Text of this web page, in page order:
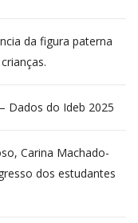
da figura paterna
Dados do Ideb 2025
Carina Machado-
dos estudantes